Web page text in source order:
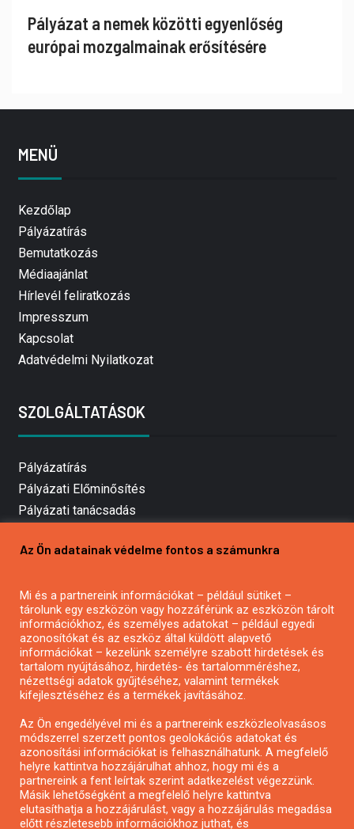
Pályázat a nemek közötti egyenlőség
európai mozgalmainak erősítésére
MENÜ
Kezdőlap
Pályázatírás
Bemutatkozás
Médiaajánlat
Hírlevél feliratkozás
Impresszum
Kapcsolat
Adatvédelmi Nyilatkozat
SZOLGÁLTATÁSOK
Pályázatírás
Pályázati Előminősítés
Pályázati tanácsadás
Mezőgazdasági pályázatírás
Pályázatírás civil szervezeteknek
Pályázatírás önkormányzatoknak
Pályázatfigyelés
Specifikus pályázatfigyelés vagy hírlevél
Pályázatok magánszemélyeknek
Pályázatok civil szervezeteknek
Pályázatok vállalkozásoknak
Az Ön adatainak védelme fontos a számunkra
Mi és a partnereink információkat – például sütiket –
tárolunk egy eszközön vagy hozzáférünk az eszközön tárolt
információkhoz, és személyes adatokat – például egyedi
azonosítókat és az eszköz által küldött alapvető
információkat – kezelünk személyre szabott hirdetések és
tartalom nyújtásához, hirdetés- és tartalomméréshez,
nézettségi adatok gyűjtéséhez, valamint termékek
kifejlesztéséhez és a termékek javításához.
Az Ön engedélyével mi és a partnereink eszközleolvasásos
módszerrel szerzett pontos geolokációs adatokat és
azonosítási információkat is felhasználhatunk. A megfelelő
helyre kattintva hozzájárulhat ahhoz, hogy mi és a
partnereink a fent leírtak szerint adatkezelést végezzünk.
Másik lehetőségként a megfelelő helyre kattintva
elutasíthatja a hozzájárulást, vagy a hozzájárulás megadása
előtt részletesebb információkhoz juthat, és